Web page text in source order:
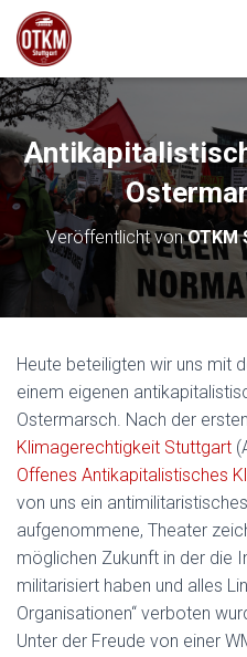
Veröffentlicht vonOTKM
Heute beteiligten wir uns mit
einem eigenen
Ostermarsch. Nach der
Klimagerechtigkeit Stuttgart
Offenes Antikapitalistisches
von uns ein
aufgenommene, Theater
möglichen Zukunft in der die
militarisiert haben und alles
Organisationen“ verboten
Unter der Freude von einer